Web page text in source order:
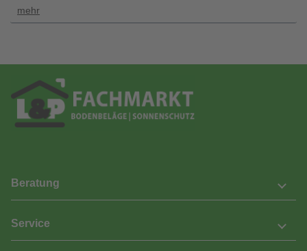
mehr
Beratung
Service